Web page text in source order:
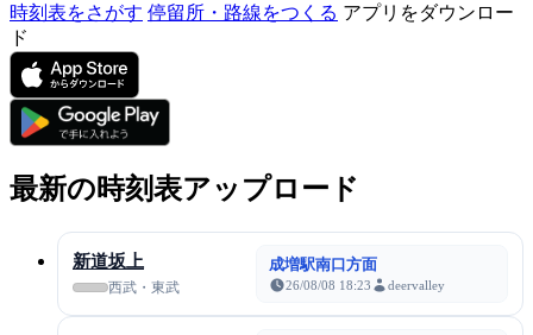
時刻表をさがす 停留所・路線をつくる アプリをダウンロー
ド
最新の時刻表アップロード
新道坂上
西武・東武
成増駅南口方面
26/08/08 18:23 deervalley